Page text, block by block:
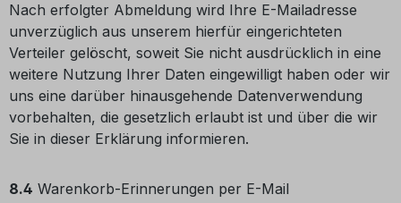
Nach erfolgter Abmeldung wird Ihre E-Mailadresse
unverzüglich aus unserem hierfür eingerichteten
Verteiler gelöscht, soweit Sie nicht ausdrücklich in eine
weitere Nutzung Ihrer Daten eingewilligt haben oder wir
uns eine darüber hinausgehende Datenverwendung
vorbehalten, die gesetzlich erlaubt ist und über die wir
Sie in dieser Erklärung informieren.
8.4 Warenkorb-Erinnerungen per E-Mail